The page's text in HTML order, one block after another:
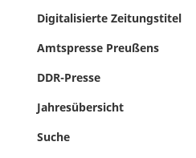
Digitalisierte Zeitungstitel
Amtspresse Preußens
DDR-Presse
Jahresübersicht
Suche